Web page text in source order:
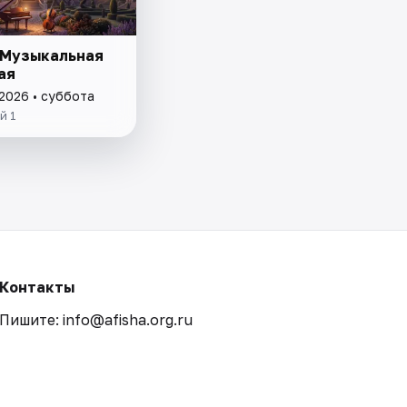
• суббота
1
Контакты
Пишите: info@afisha.org.ru